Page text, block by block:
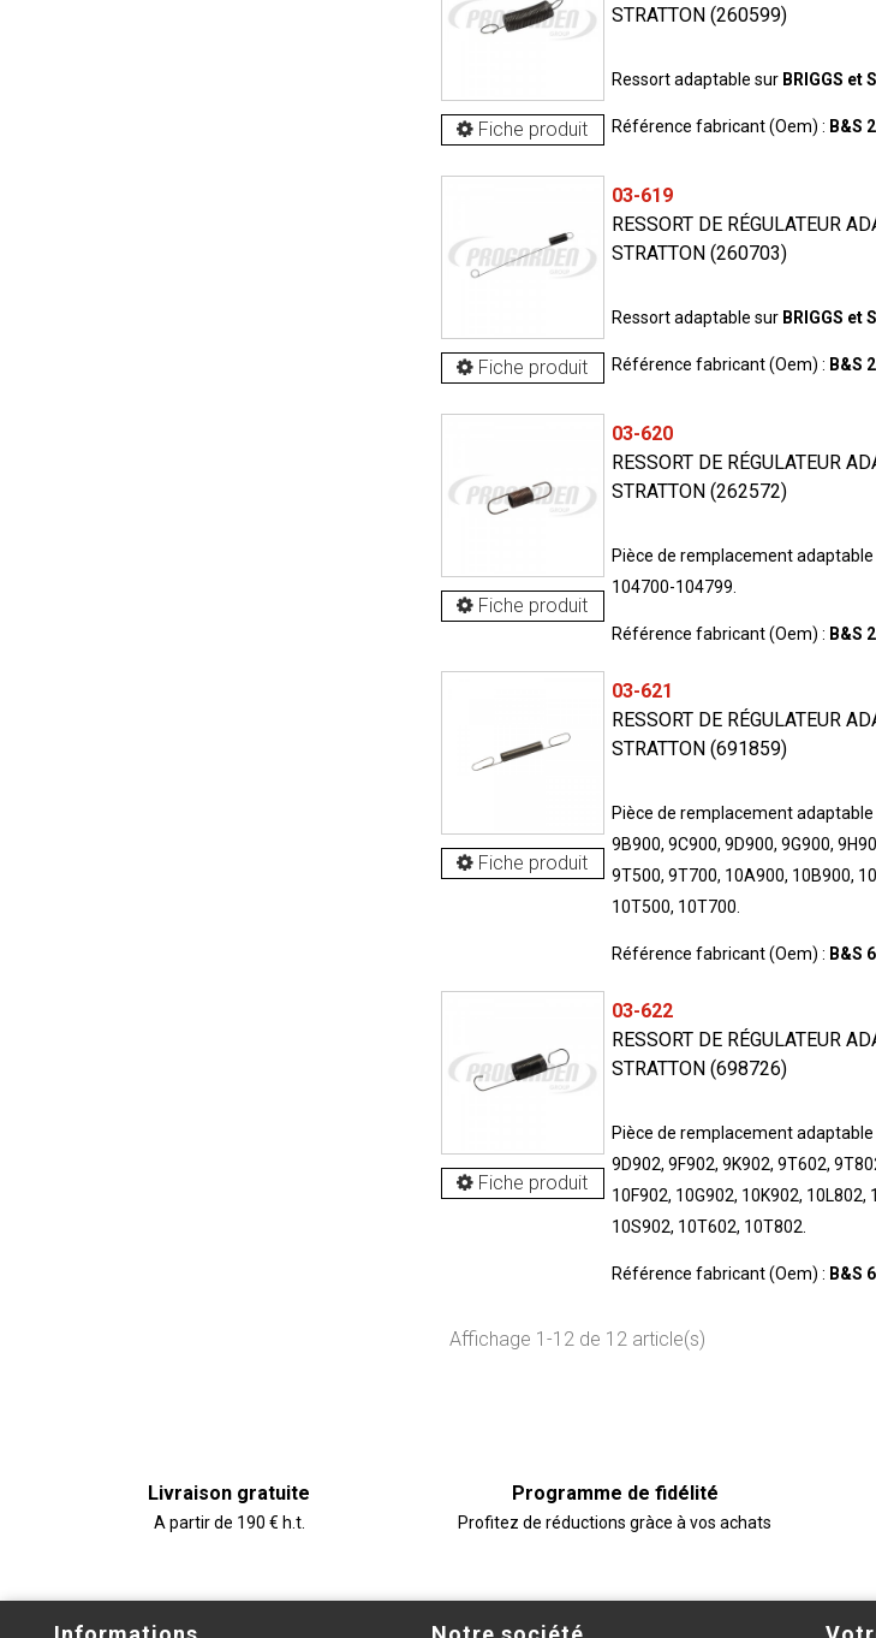
Fiche produit
STRATTON (260599)
Ressort adaptable sur BRIGGS et
Référence fabricant (Oem) : B&S
Fiche produit
03-619
RESSORT DE RÉGULATEUR
STRATTON (260703)
Ressort adaptable surBRIGGS et
Référence fabricant (Oem) : B&S
Fiche produit
03-620
RESSORT DE RÉGULATEUR
STRATTON (262572)
Pièce de remplacement
104700-104799.
Référence fabricant (Oem) : B&S
Fiche produit
03-621
RESSORT DE RÉGULATEUR
STRATTON (691859)
Pièce de remplacement
9B900, 9C900, 9D900, 9G900,
9T500, 9T700, 10A900, 10B900,
10T500, 10T700.
Référence fabricant (Oem) : B&S
Fiche produit
03-622
RESSORT DE RÉGULATEUR
STRATTON (698726)
Pièce de remplacement
9D902, 9F902, 9K902, 9T602,
10F902, 10G902, 10K902, 10L802,
10S902, 10T602, 10T802.
Référence fabricant (Oem) : B&S
Affichage 1-12 de 12 article(s)
Livraison gratuite
A partir de 190 € h.t.
Programme de fidélité
Profitez de réductions gràce à vos achats